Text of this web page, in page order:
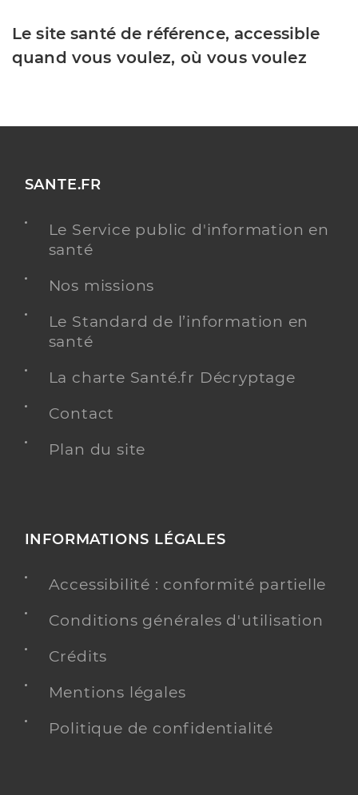
Le site santé de référence, accessible
quand vous voulez, où vous voulez
SANTE.FR
Le Service public d'information en
santé
Nos missions
Le Standard de l’information en
santé
La charte Santé.fr Décryptage
Contact
Plan du site
INFORMATIONS LÉGALES
Accessibilité : conformité partielle
Conditions générales d'utilisation
Crédits
Mentions légales
Politique de confidentialité